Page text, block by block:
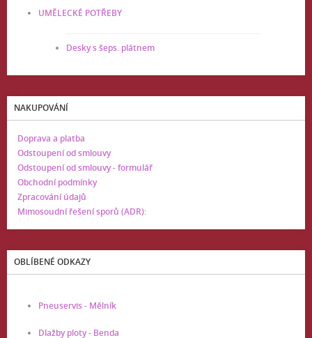
UMĚLECKÉ POTŘEBY
Desky s šeps. plátnem
NAKUPOVÁNÍ
Doprava a platba
Odstoupení od smlouvy
Odstoupení od smlouvy - formulář
Obchodní podmínky
Zpracování údajů
Mimosoudní řešení sporů (ADR):
OBLÍBENÉ ODKAZY
Pneuservis - Mělník
Dlažby ploty - Benda